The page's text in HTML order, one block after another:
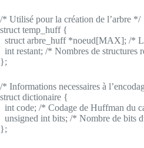
/* Utilisé pour la création de l’arbre */
struct temp_huff {
struct arbre_huff *noeud[MAX]; /*
int restant; /* Nombres de structures
};
/* Informations necessaires à
struct dictionaire {
int code; /* Codage de Huffman du
unsigned int bits; /* Nombre de bits
};